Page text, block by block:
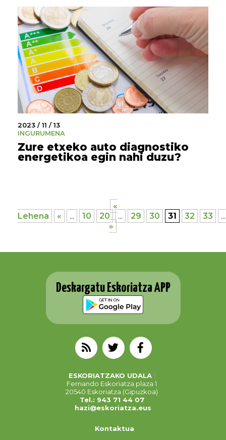
2023 / 11 / 13
INGURUMENA
Zure etxeko auto diagnostiko
energetikoa egin nahi duzu?
«
Lehena
« ... 10 20 ... 29 30 31 32 33
...
»
Deskargatu Eskoriatza APP
ESKORIATZAKO UDALA
Fernando Eskoriatza plaza 1
20540 Eskoriatza (Gipuzkoa)
Tel.: 943 71 44 07
hazi@eskoriatza.eus
Kontaktua